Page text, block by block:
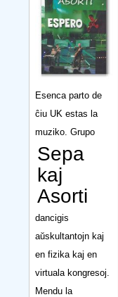
Esenca parto de
ĉiu UK estas la
muziko. Grupo
Sepa
kaj
Asorti
dancigis
aŭskultantojn kaj
en fizika kaj en
virtuala kongresoj.
Mendu la